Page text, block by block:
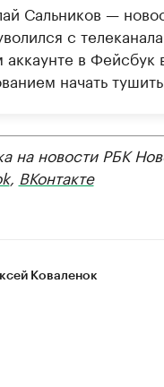
Сальников —
с
аккаунте в
начать
на новости РБК
, ВКонтакте
Коваленок